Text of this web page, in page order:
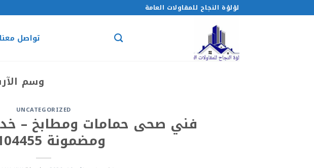
للمحتوى
لؤلؤة النجاح للمقاولات العامة
تواصل معنا
وسم
UNCATEGORIZED
فني صحى حمامات ومطابخ –
ومضمونة 50104455